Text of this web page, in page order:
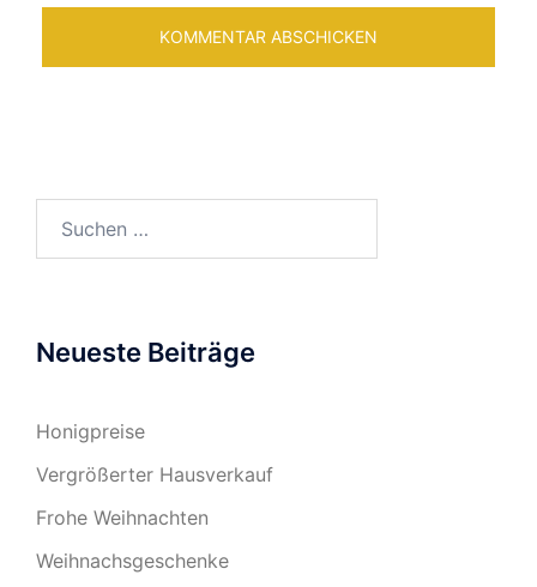
Neueste Beiträge
Honigpreise
Vergrößerter Hausverkauf
Frohe Weihnachten
Weihnachsgeschenke